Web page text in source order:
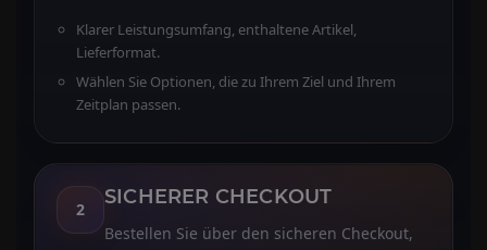
Klarer Leistungsumfang, enthaltene Artikel,
Lieferformat.
Wählen Sie Optionen, die zu Ihrem Ziel und Ihrem
Zeitplan passen.
2
SICHERER CHECKOUT
Bestellen Sie über den sicheren Checkout,